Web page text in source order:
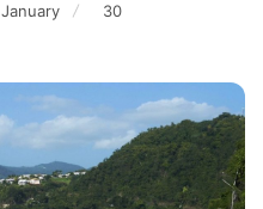
January 30